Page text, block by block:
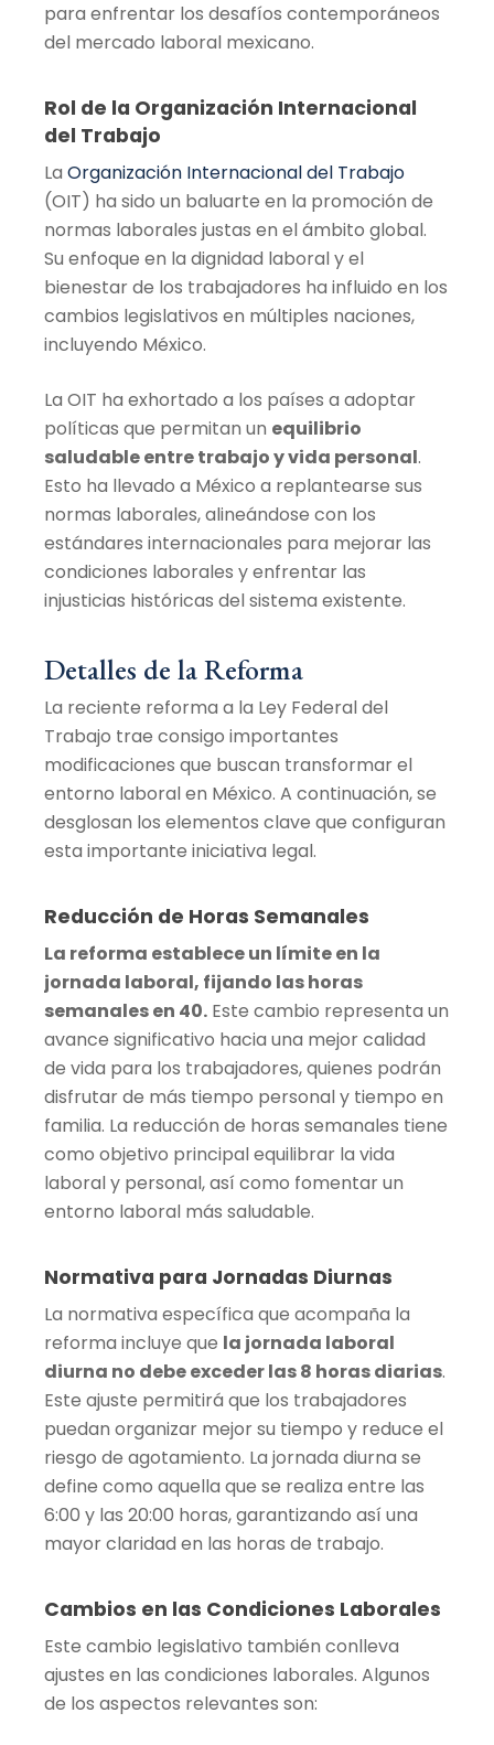
para enfrentar los desafíos contemporáneos
del mercado laboral mexicano.
Rol de la Organización Internacional
del Trabajo
La Organización Internacional del Trabajo
(OIT) ha sido un baluarte en la promoción de
normas laborales justas en el ámbito global.
Su enfoque en la dignidad laboral y el
bienestar de los trabajadores ha influido en los
cambios legislativos en múltiples naciones,
incluyendo México.
La OIT ha exhortado a los países a adoptar
políticas que permitan un equilibrio
saludable entre trabajo y vida personal.
Esto ha llevado a México a replantearse sus
normas laborales, alineándose con los
estándares internacionales para mejorar las
condiciones laborales y enfrentar las
injusticias históricas del sistema existente.
Detalles de la Reforma
La reciente reforma a la Ley Federal del
Trabajo trae consigo importantes
modificaciones que buscan transformar el
entorno laboral en México. A continuación, se
desglosan los elementos clave que configuran
esta importante iniciativa legal.
Reducción de Horas Semanales
La reforma establece un límite en la
jornada laboral, fijando las horas
semanales en 40. Este cambio representa un
avance significativo hacia una mejor calidad
de vida para los trabajadores, quienes podrán
disfrutar de más tiempo personal y tiempo en
familia. La reducción de horas semanales tiene
como objetivo principal equilibrar la vida
laboral y personal, así como fomentar un
entorno laboral más saludable.
Normativa para Jornadas Diurnas
La normativa específica que acompaña la
reforma incluye que la jornada laboral
diurna no debe exceder las 8 horas diarias.
Este ajuste permitirá que los trabajadores
puedan organizar mejor su tiempo y reduce el
riesgo de agotamiento. La jornada diurna se
define como aquella que se realiza entre las
6:00 y las 20:00 horas, garantizando así una
mayor claridad en las horas de trabajo.
Cambios en las Condiciones Laborales
Este cambio legislativo también conlleva
ajustes en las condiciones laborales. Algunos
de los aspectos relevantes son: